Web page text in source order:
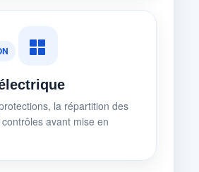
la répartition des
avant mise en